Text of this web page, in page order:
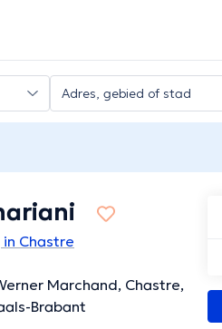
Chastre
Marchand, Chastre,
Brabant